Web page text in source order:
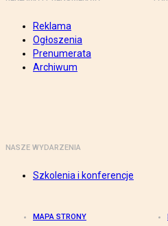
Reklama
Ogłoszenia
Prenumerata
Archiwum
NASZE WYDARZENIA
Szkolenia i konferencje
MAPA STRONY